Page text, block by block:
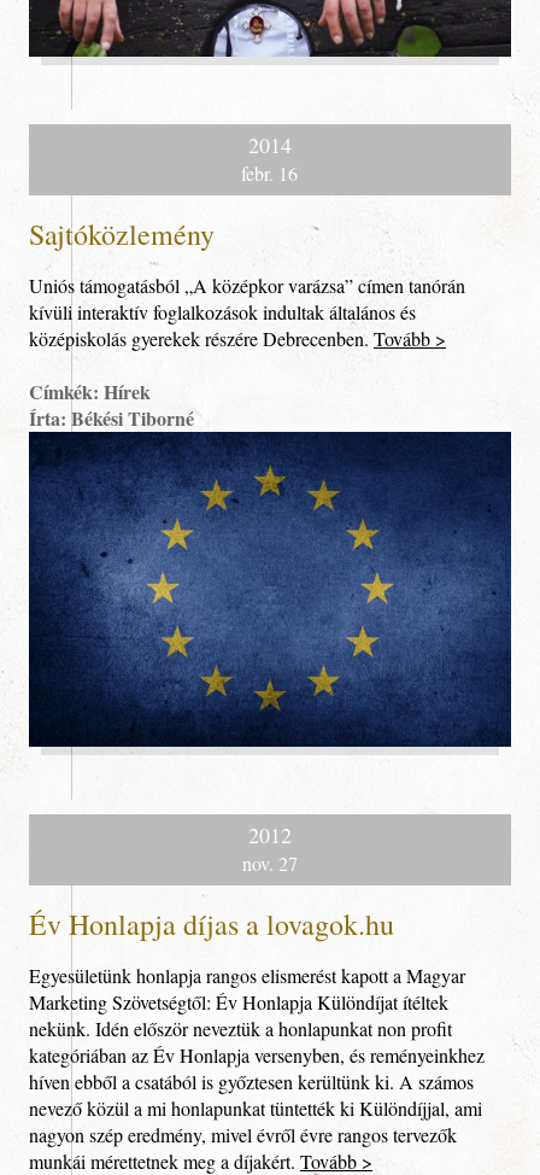
2014
febr. 16
Sajtóközlemény
Uniós támogatásból „A középkor varázsa” címen tanórán
kívüli interaktív foglalkozások indultak általános és
középiskolás gyerekek részére Debrecenben. Tovább >
Címkék: Hírek
Írta: Békési Tiborné
2012
nov. 27
Év Honlapja díjas a lovagok.hu
Egyesületünk honlapja rangos elismerést kapott a Magyar
Marketing Szövetségtől: Év Honlapja Különdíjat ítéltek
nekünk. Idén először neveztük a honlapunkat non profit
kategóriában az Év Honlapja versenyben, és reményeinkhez
híven ebből a csatából is győztesen kerültünk ki. A számos
nevező közül a mi honlapunkat tüntették ki Különdíjjal, ami
nagyon szép eredmény, mivel évről évre rangos tervezők
munkái mérettetnek meg a díjakért. Tovább >